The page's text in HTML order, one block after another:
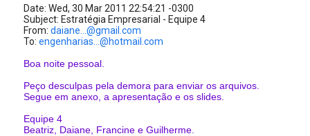
Date: Wed, 30 Mar 2011 22:54:21 -0300
Subject: Estratégia Empresarial - Equipe 4
From: daiane...@gmail.com
To: engenharias...@hotmail.com
Boa noite pessoal.
Peço desculpas pela demora para enviar os arquivos.
Segue em anexo, a apresentação e os slides.
Equipe 4
Beatriz, Daiane, Francine e Guilherme.